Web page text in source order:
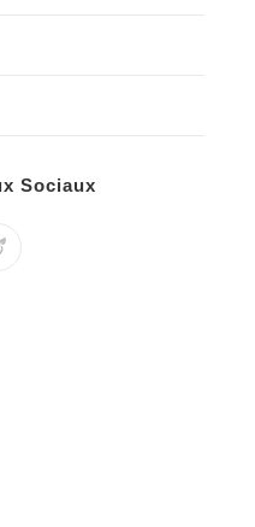
Sociaux